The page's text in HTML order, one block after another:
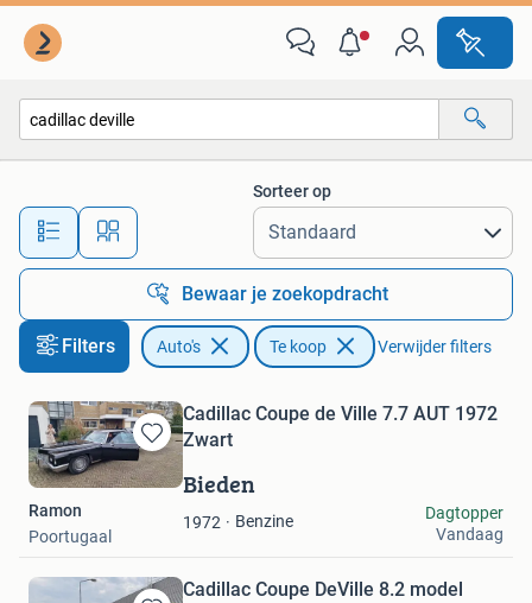
Alle afstanden…
Sorteer op
Bewaar je zoekopdracht
Filters Auto's Te koop Verwijder filters
Bewaren
in
Favorieten
Cadillac Coupe de Ville 7.7 AUT 1972
Zwart
Bieden
1972 Benzine
Ramon
Poortugaal
Dagtopper
Vandaag
Cadillac Coupe DeVille 8.2 model